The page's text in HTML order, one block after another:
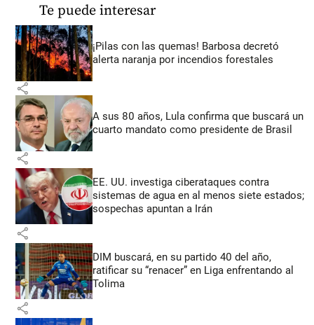
Te puede interesar
¡Pilas con las quemas! Barbosa decretó
alerta naranja por incendios forestales
share
A sus 80 años, Lula confirma que buscará un
cuarto mandato como presidente de Brasil
share
EE. UU. investiga ciberataques contra
sistemas de agua en al menos siete estados;
sospechas apuntan a Irán
share
DIM buscará, en su partido 40 del año,
ratificar su “renacer” en Liga enfrentando al
Tolima
share